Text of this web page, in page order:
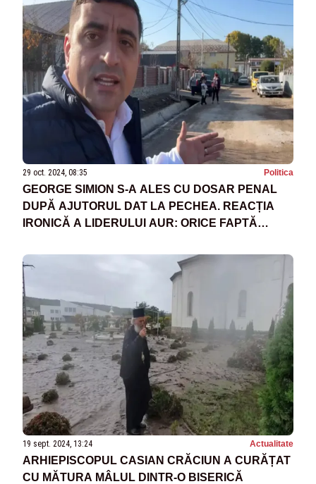
29 oct. 2024, 08:35 Politica
GEORGE SIMION S-A ALES CU DOSAR PENAL
DUPĂ AJUTORUL DAT LA PECHEA. REACȚIA
IRONICĂ A LIDERULUI AUR: ORICE FAPTĂ
19 sept. 2024, 13:24 Actualitate
ARHIEPISCOPUL CASIAN CRĂCIUN A CURĂȚAT
CU MĂTURA MÂLUL DINTR-O BISERICĂ